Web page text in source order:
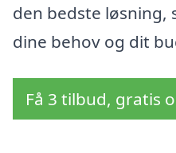
den bedste løsning,
dine behov og dit
Få 3 tilbud, gratis